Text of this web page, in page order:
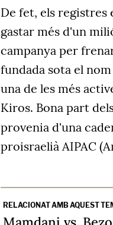
De fet, els registres
gastar més d'un
campanya per
fundada sota el
una de les més
Kiros. Bona part
provenia d'una
proisraelià AIPAC
RELACIONAT AMB AQUEST